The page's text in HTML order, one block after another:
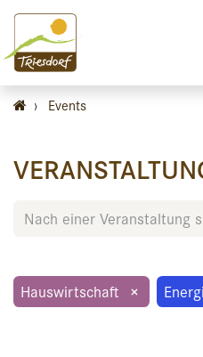
› Events
Hauswirtschaft ×